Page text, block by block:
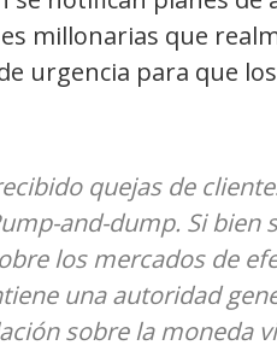
millonarias que
urgencia para que
quejas de
and-dump. Si bien
los mercados de
una autoridad
sobre la moneda